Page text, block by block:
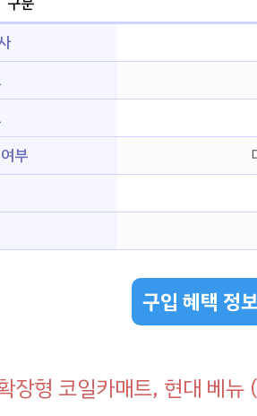
부
구입 혜택 정보
장형 코일카매트, 현대 베